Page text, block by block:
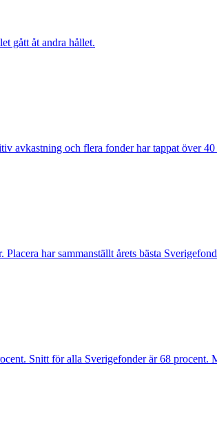
gått åt andra hållet.
avkastning och flera fonder har tappat över
har sammanställt årets bästa
Snitt för alla Sverigefonder är 68